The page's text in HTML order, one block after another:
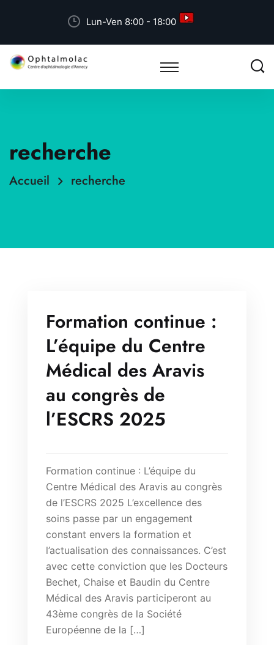
Lun-Ven 8:00 - 18:00
recherche
Accueil recherche
Formation continue :
L’équipe du Centre
Médical des Aravis
au congrès de
l’ESCRS 2025
Formation continue : L’équipe du
Centre Médical des Aravis au congrès
de l’ESCRS 2025 L’excellence des
soins passe par un engagement
constant envers la formation et
l’actualisation des connaissances. C’est
avec cette conviction que les Docteurs
Bechet, Chaise et Baudin du Centre
Médical des Aravis participeront au
43ème congrès de la Société
Européenne de la […]